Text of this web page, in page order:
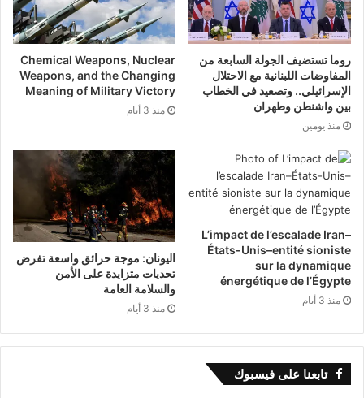
روما تستضيف الجولة السابعة من
المفاوضات اللبنانية مع الاحتلال
الإسرائيلي.. وتصعيد في الخطاب
بين واشنطن وطهران
منذ يومين
Chemical Weapons, Nuclear
Weapons, and the Changing
Meaning of Military Victory
منذ 3 أيام
L’impact de l’escalade Iran–
États-Unis–entité sioniste
sur la dynamique
énergétique de l’Égypte
منذ 3 أيام
اليونان: موجة حرائق واسعة تفرض
تحديات متزايدة على الأمن
والسلامة العامة
منذ 3 أيام
تابعنا على فيسبوك